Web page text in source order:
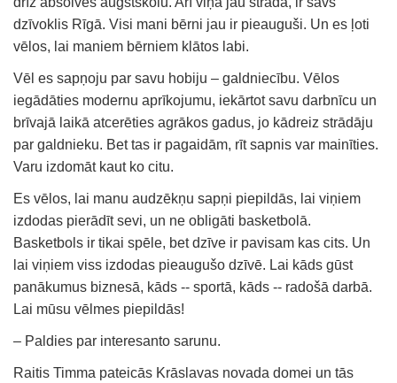
dzīvoklis Rīgā. Visi mani bērni jau ir pieauguši. Un es ļoti
vēlos, lai maniem bērniem klātos labi.
Vēl es sapņoju par savu hobiju – galdniecību. Vēlos
iegādāties modernu aprīkojumu, iekārtot savu darbnīcu un
brīvajā laikā atcerēties agrākos gadus, jo kādreiz strādāju
par galdnieku. Bet tas ir pagaidām, rīt sapnis var mainīties.
Varu izdomāt kaut ko citu.
Es vēlos, lai manu audzēkņu sapņi piepildās, lai viņiem
izdodas pierādīt sevi, un ne obligāti basketbolā.
Basketbols ir tikai spēle, bet dzīve ir pavisam kas cits. Un
lai viņiem viss izdodas pieaugušo dzīvē. Lai kāds gūst
panākumus biznesā, kāds -- sportā, kāds -- radošā darbā.
Lai mūsu vēlmes piepildās!
– Paldies par interesanto sarunu.
Raitis Timma pateicās Krāslavas novada domei un tās